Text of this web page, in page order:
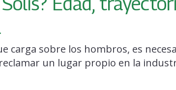
carga sobre los hombros, es
un lugar propio en la